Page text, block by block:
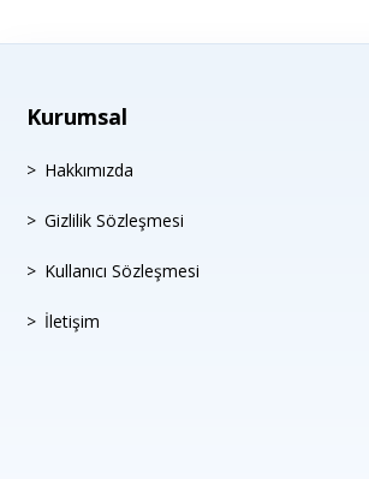
Kurumsal
Hakkımızda
Gizlilik Sözleşmesi
Kullanıcı Sözleşmesi
İletişim